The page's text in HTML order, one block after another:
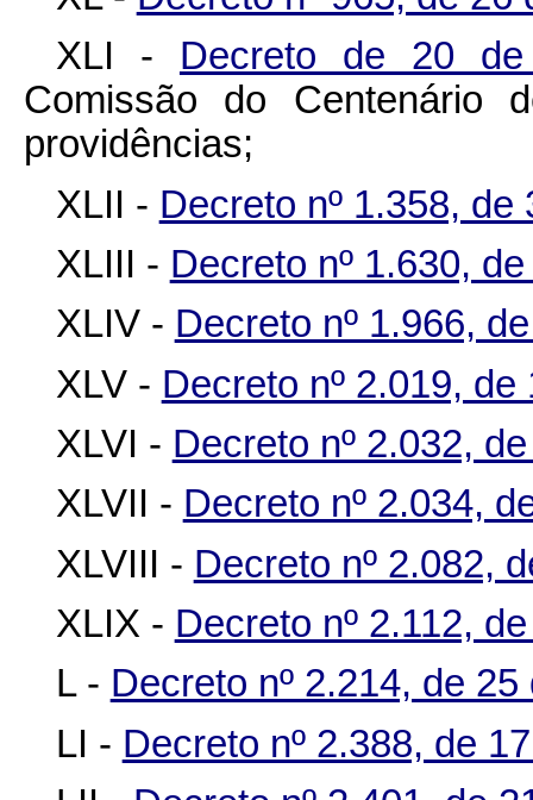
XLI - Decreto de 20
Comissão do Centenário
providências;
XLII - Decreto nº 1.358,
XLIII - Decreto nº 1.630,
XLIV - Decreto nº 1.966,
XLV - Decreto nº 2.019,
XLVI - Decreto nº 2.032,
XLVII - Decreto nº 2.034,
XLVIII - Decreto nº 2.082,
XLIX - Decreto nº 2.112,
L - Decreto nº 2.214, de
LI - Decreto nº 2.388, de